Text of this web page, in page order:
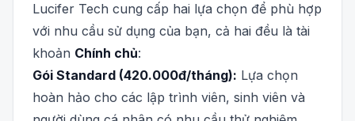
Lucifer Tech cung cấp hai lựa chọn để phù hợp
với nhu cầu sử dụng của bạn, cả hai đều là tài
khoản Chính chủ:
Gói Standard (420.000đ/tháng): Lựa chọn
hoàn hảo cho các lập trình viên, sinh viên và